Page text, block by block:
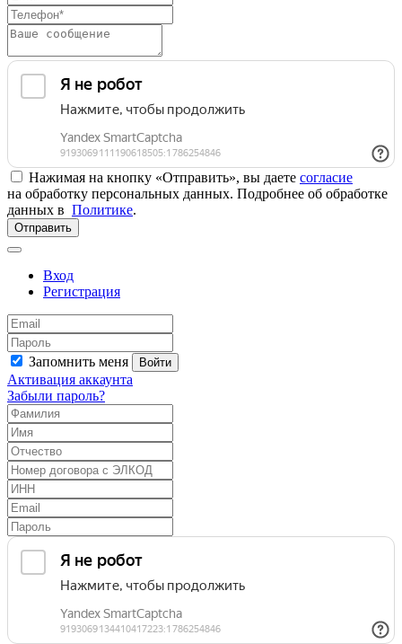
Нажимая на кнопку «Отправить», вы даете согласие
на обработку персональных данных. Подробнее об обработке
данных в Политике.
Отправить
Вход
Регистрация
Запомнить меня Войти
Активация аккаунта
Забыли пароль?